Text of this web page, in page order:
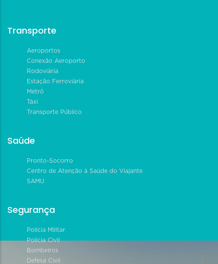
Transporte
Aeroportos
Conexão Aeroporto
Rodoviária
Estação Ferroviária
Metrô
Táxi
Transporte Público
Saúde
Pronto-Socorro
Centro de Atenção à Saúde do Viajante
SAMU
Segurança
Polícia Militar
Polícia Civil
Bombeiros
Defesa Civil